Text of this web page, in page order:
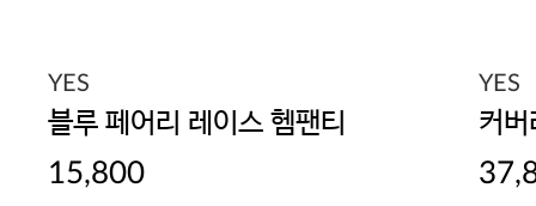
YES
블루 페어리 레이스 헴팬티
15,800
YES
커버